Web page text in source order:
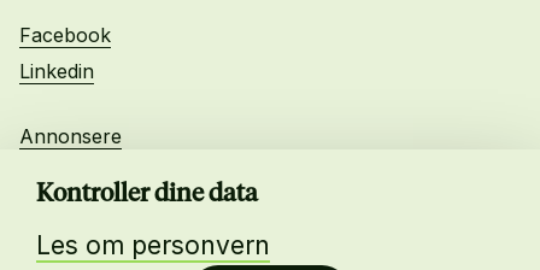
Kontroller dine data
Les om personvern
Facebook
Linkedin
Annonsere
Daglig leder: